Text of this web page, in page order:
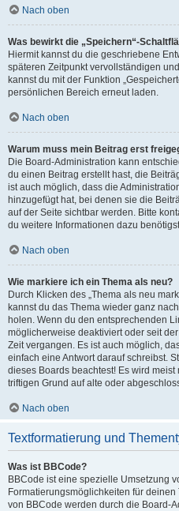
Nach oben
Was bewirkt die „Speichern“-
Hiermit kannst du die geschriebene
späteren Zeitpunkt vervollständigen
kannst du mit der Funktion
persönlichen Bereich erneut laden.
Nach oben
Warum muss mein Beitrag erst
Die Board-Administration kann
du einen Beitrag erstellt hast, die
ist auch möglich, dass die
hinzugefügt hat, bei denen sie die
auf der Seite sichtbar werden. Bitte
du weitere Informationen dazu
Nach oben
Wie markiere ich ein Thema als neu?
Durch Klicken des „Thema als neu
kannst du das Thema wieder ganz
holen. Wenn du den entsprechenden
möglicherweise deaktiviert oder seit
Zeit vergangen. Es ist auch möglich,
einfach eine Antwort darauf schreibst.
dieses Boards beachtest! Es wird
triftigen Grund auf alte oder
Nach oben
Textformatierung und
Was ist BBCode?
BBCode ist eine spezielle Umsetzung
Formatierungsmöglichkeiten für
von BBCode werden durch die Board-